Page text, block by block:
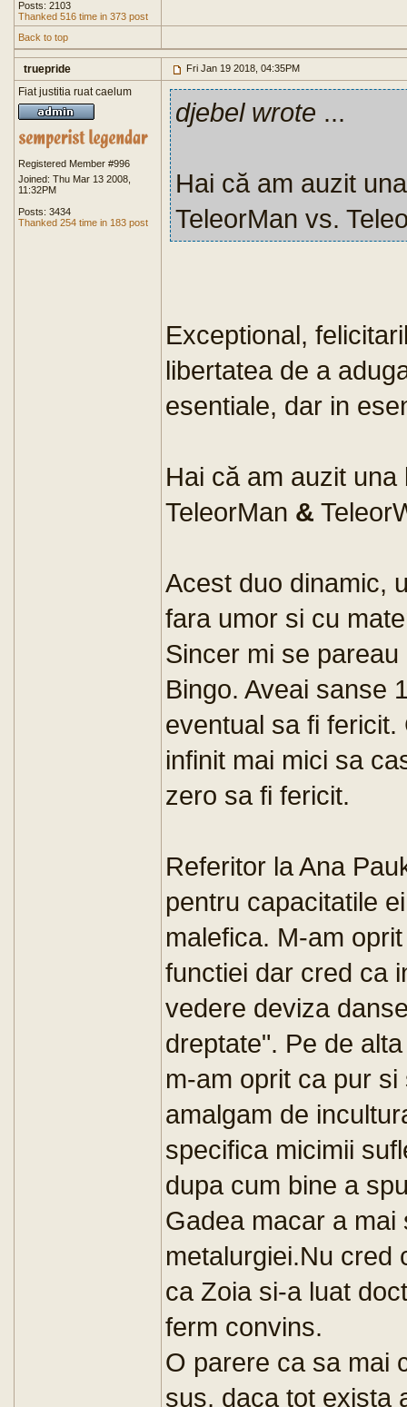
Posts: 2103
Thanked 516 time in 373 post
Back to top
truepride Fri Jan 19 2018, 04:35PM
Fiat justitia ruat caelum
Registered Member #996
Joined: Thu Mar 13 2008,
11:32PM
Posts: 3434
Thanked 254 time in 183 post
djebel wrote ...
Hai că am auzit
TeleorMan vs.
Exceptional,
libertatea de a
esentiale, dar in
Hai că am auzit una
TeleorMan &
Acest duo dinamic,
fara umor si cu
Sincer mi se
Bingo. Aveai sanse
eventual sa fi
infinit mai mici sa
zero sa fi fericit.
Referitor la Ana
pentru capacitatile
malefica. M-am
functiei dar cred ca
vedere deviza
dreptate". Pe de
m-am oprit ca pur
amalgam de
specifica micimii
dupa cum bine a
Gadea macar a
metalurgiei.Nu cred
ca Zoia si-a luat
ferm convins.
O parere ca sa mai
sus, daca tot exista